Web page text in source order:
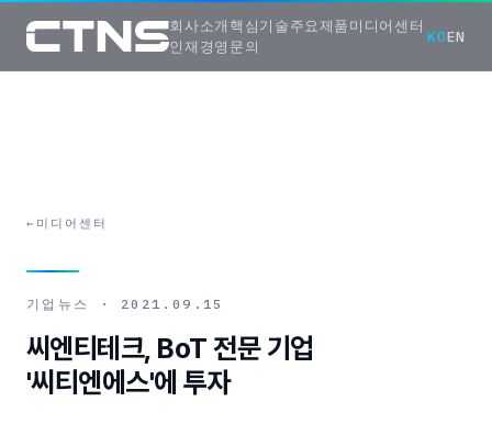
회사소개 핵심기술주요제품미디어센터
인재경영 문의
KOEN
← 미디어센터
기업뉴스 · 2021.09.15
씨엔티테크, BoT 전문 기업
'씨티엔에스'에 투자